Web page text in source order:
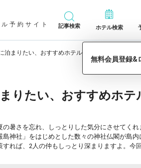
予約サイト
記事検索 ホテル検索
泊まりたい、おすすめホテル&旅館7選♡カップル
まりたい、おすすめホ
暑さを忘れ、しっとりした気分にさせてく
神社」をはじめとした数々の神社仏閣が島
れば、2人の仲もしっとり深まりますよ。今